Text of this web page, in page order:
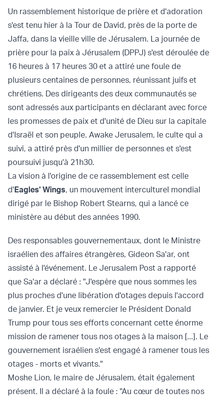
Un rassemblement historique de prière et d'adoration
s'est tenu hier à la Tour de David, près de la porte de
Jaffa, dans la vieille ville de Jérusalem. La journée de
prière pour la paix à Jérusalem (DPPJ) s'est déroulée de
16 heures à 17 heures 30 et a attiré une foule de
plusieurs centaines de personnes, réunissant juifs et
chrétiens. Des dirigeants des deux communautés se
sont adressés aux participants en déclarant avec force
les promesses de paix et d'unité de Dieu sur la capitale
d'Israël et son peuple. Awake Jerusalem, le culte qui a
suivi, a attiré près d'un millier de personnes et s'est
poursuivi jusqu'à 21h30.
La vision à l'origine de ce rassemblement est celle
d'Eagles' Wings, un mouvement interculturel mondial
dirigé par le Bishop Robert Stearns, qui a lancé ce
ministère au début des années 1990.
Des responsables gouvernementaux, dont le Ministre
israélien des affaires étrangères, Gideon Sa'ar, ont
assisté à l'événement. Le Jerusalem Post a rapporté
que Sa'ar a déclaré : "J'espère que nous sommes les
plus proches d'une libération d'otages depuis l'accord
de janvier. Et je veux remercier le Président Donald
Trump pour tous ses efforts concernant cette énorme
mission de ramener tous nos otages à la maison [...]. Le
gouvernement israélien s'est engagé à ramener tous les
otages - morts et vivants."
Moshe Lion, le maire de Jérusalem, était également
présent. Il a déclaré à la foule : "Au cœur de toutes nos